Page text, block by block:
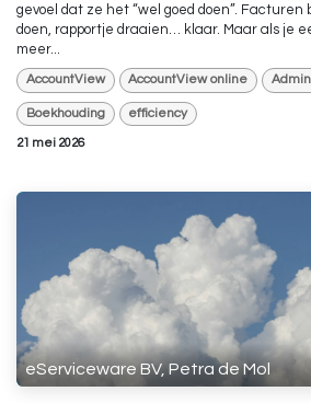
gevoel dat ze het “wel goed doen”.
doen, rapportje draaien… klaar. Maar als je
meer...
AccountView AccountView online
Boekhouding efficiency
21 mei 2026
eServiceware BV, Petra de Mol